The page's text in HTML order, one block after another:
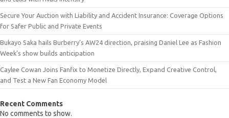
Secure Your Auction with Liability and Accident Insurance: Coverage Options
for Safer Public and Private Events
Bukayo Saka hails Burberry’s AW24 direction, praising Daniel Lee as Fashion
Week’s show builds anticipation
Caylee Cowan Joins Fanfix to Monetize Directly, Expand Creative Control,
and Test a New Fan Economy Model
Recent Comments
No comments to show.